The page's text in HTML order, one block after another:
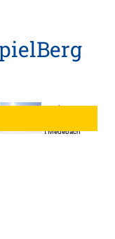
© sabrinity,
t Medebach